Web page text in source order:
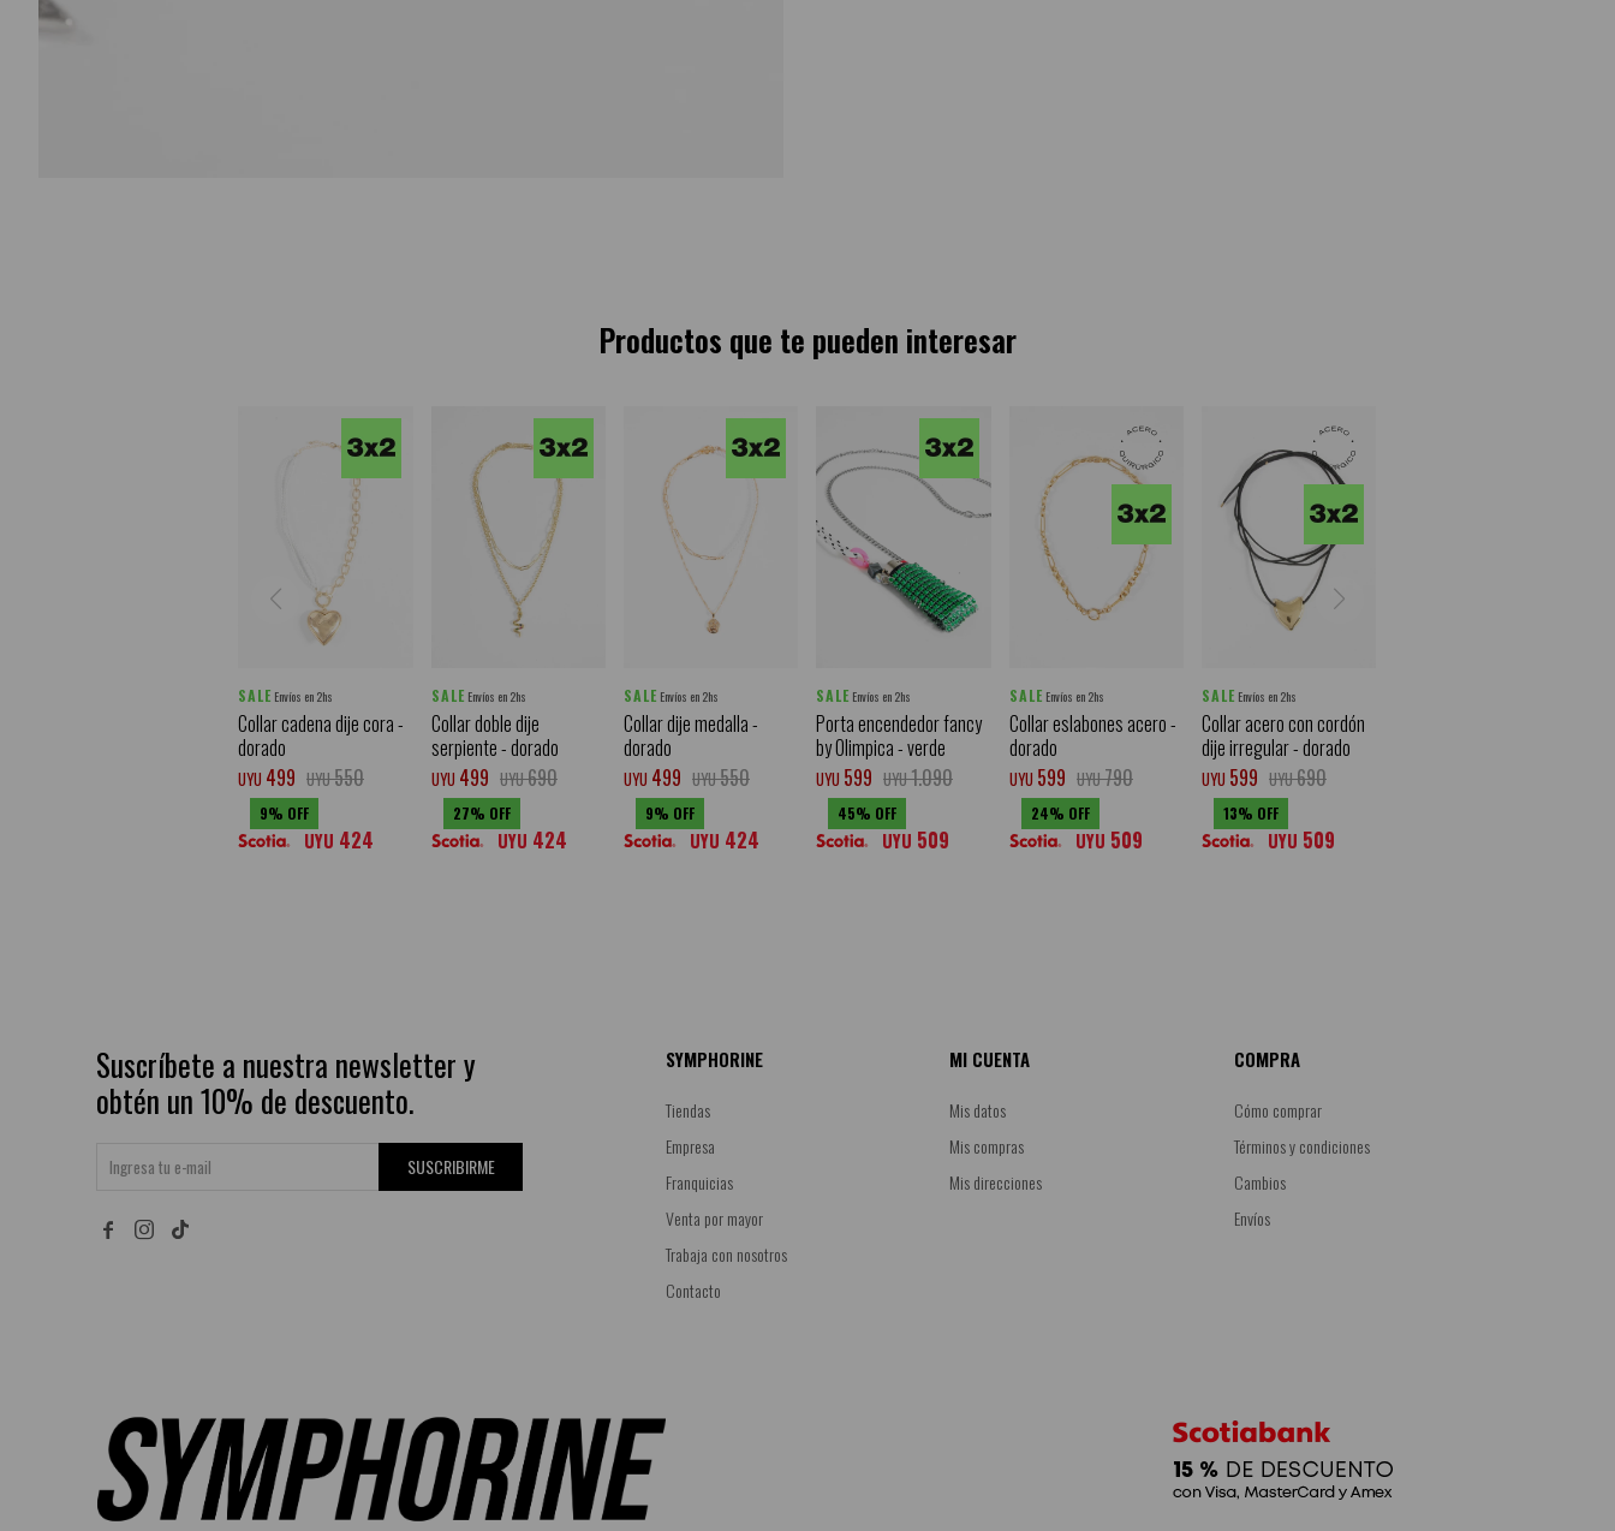
Productos que te pueden interesar
SALE Envíos en 2hs
Collar cadena dije cora -
dorado
UYU 499 UYU550
9
UYU 424
SALE Envíos en 2hs
Collar doble dije
serpiente - dorado
UYU 499 UYU690
27
UYU 424
SALE Envíos en 2hs
Collar dije medalla -
dorado
UYU 499 UYU550
9
UYU 424
SALE Envíos en 2hs
Porta encendedor fancy
by Olimpica - verde
UYU 599 UYU1.090
45
UYU 509
SALE Envíos en 2hs
Collar eslabones acero -
dorado
UYU 599 UYU790
24
UYU 509
SALE Envíos en 2hs
Collar acero con cordón
dije irregular - dorado
UYU 599 UYU690
13
UYU 509
Suscríbete a nuestra newsletter y
obtén un 10% de descuento.
SUSCRIBIRME
 
SYMPHORINE
Tiendas
Empresa
Franquicias
Venta por mayor
Trabaja con nosotros
Contacto
MI CUENTA
Mis datos
Mis compras
Mis direcciones
COMPRA
Cómo comprar
Términos y condiciones
Cambios
Envíos